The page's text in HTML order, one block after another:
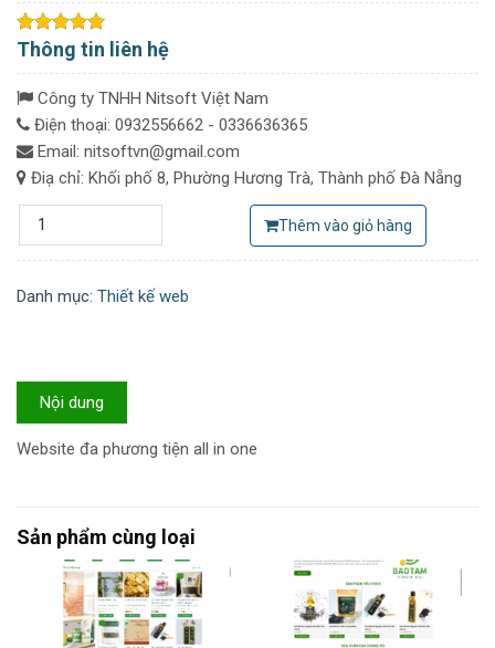
Thông tin liên hệ
Công ty TNHH Nitsoft Việt Nam
Điện thoại: 0932556662 - 0336636365
Email: nitsoftvn@gmail.com
Điạ chỉ: Khối phố 8, Phường Hương Trà, Thành phố Đà Nẵng
Thêm vào giỏ hàng
Danh mục: Thiết kế web
Nội dung
Website đa phương tiện all in one
Sản phẩm cùng loại